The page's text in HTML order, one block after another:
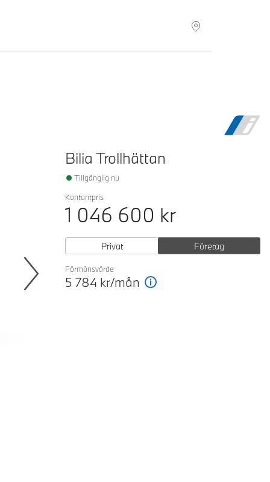
Bilia Trollhättan
Tillgänglig nu
Kontantpris
1 046 600 kr
Privat Företag
Förmånsvärde
5 784 kr/mån